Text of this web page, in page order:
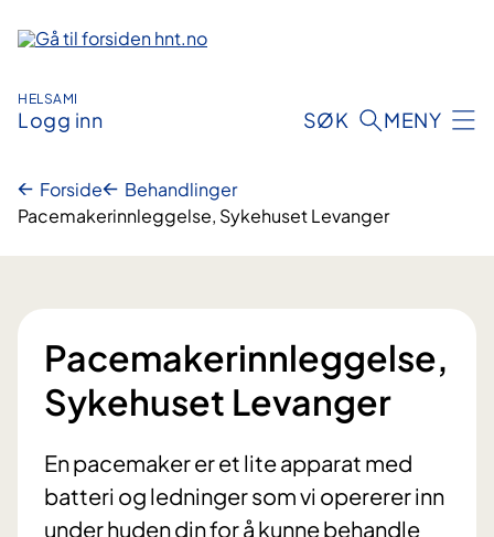
innhold
HELSAMI
Logg inn SØK MENY
Forside
Behandlinger
Pacemakerinnleggelse, Sykehuset Levanger
Pacemakerinnleggelse,
Sykehuset Levanger
En pacemaker er et lite apparat med
batteri og ledninger som vi opererer inn
under huden din for å kunne behandle